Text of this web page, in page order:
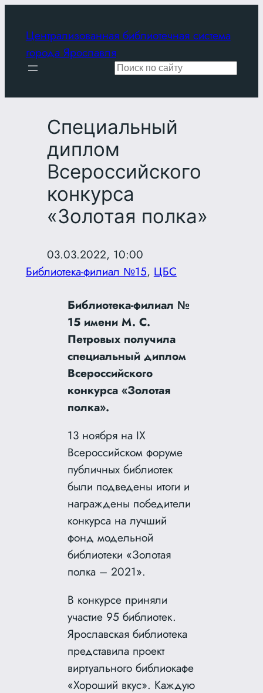
содержимому
Централизованная библиотечная система
города Ярославля
Поиск
Специальный
диплом
Всероссийского
конкурса
«Золотая полка»
03.03.2022, 10:00
Библиотека-филиал №15, ЦБС
Библиотека-филиал №
15 имени М. С.
Петровых получила
специальный диплом
Всероссийского
конкурса «Золотая
полка».
13 ноября на IX
Всероссийском форуме
публичных библиотек
были подведены итоги и
награждены победители
конкурса на лучший
фонд модельной
библиотеки «Золотая
полка – 2021».
В конкурсе приняли
участие 95 библиотек.
Ярославская библиотека
представила проект
виртуального библиокафе
«Хороший вкус». Каждую